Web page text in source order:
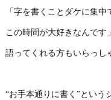
「字を書くことダケに集中
この時間が大好きなんです
語ってくれる方もいらっし
“お手本通りに書く”という